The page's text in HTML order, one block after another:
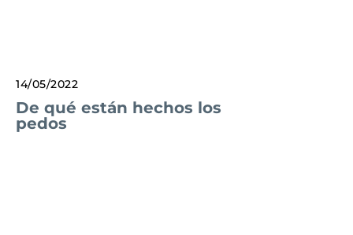
14/05/2022
De qué están hechos los
pedos